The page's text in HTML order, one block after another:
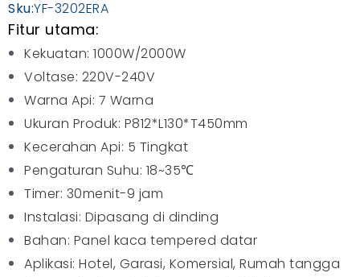
Sku:YF-3202ERA
Fitur utama:
Kekuatan: 1000W/2000W
Voltase: 220V-240V
Warna Api: 7 Warna
Ukuran Produk: P812*L130*T450mm
Kecerahan Api: 5 Tingkat
Pengaturan Suhu: 18~35℃
Timer: 30menit-9 jam
Instalasi: Dipasang di dinding
Bahan: Panel kaca tempered datar
Aplikasi: Hotel, Garasi, Komersial, Rumah tangga